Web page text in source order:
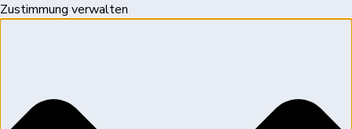
Zustimmung verwalten